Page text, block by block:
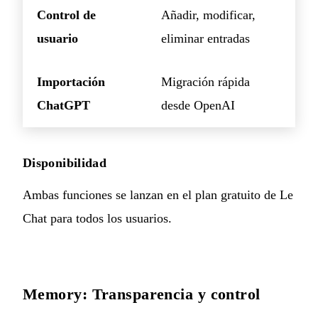
Control de
usuario
Añadir, modificar,
eliminar entradas
Importación
ChatGPT
Migración rápida
desde OpenAI
Disponibilidad
Ambas funciones se lanzan en el plan gratuito de Le
Chat para todos los usuarios.
Memory: Transparencia y control